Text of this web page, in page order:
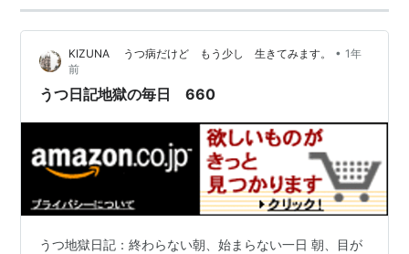
遠く、ガラス越しの景色のようにしか届かない。終わり
KIZUNA うつ病だけど もう少し 生きてみます。 • 1年
前
うつ日記地獄の毎日 660
うつ地獄日記：終わらない朝、始まらない一日 朝、目が